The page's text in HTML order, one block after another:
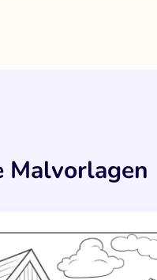
Malvorlagen